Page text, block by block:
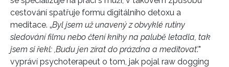
cestování spatřuje formu digitálního detoxu a
meditace. „Byl jsem už unavený z obvyklé rutiny
sledování filmu nebo čtení knihy na palubě letadla , tak
jsemsiřekl: Budu jen zírat do prázdna a meditovat.'"
vypráví psychoterapeut o tom, jak pojal raw dogging